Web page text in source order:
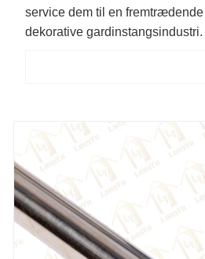
service dem til en
dekorative gardinstangsindustri.